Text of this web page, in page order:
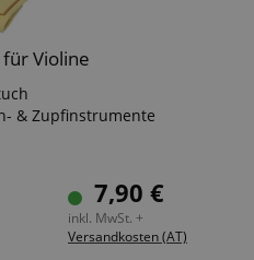
Violine
& Zupfinstrumente
Pflegemittel7,90 €
inkl. MwSt. +
Versandkosten (AT)